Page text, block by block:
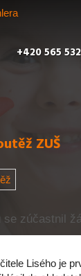
+420 565
ZUŠ
se zúčastnil
Lisého je